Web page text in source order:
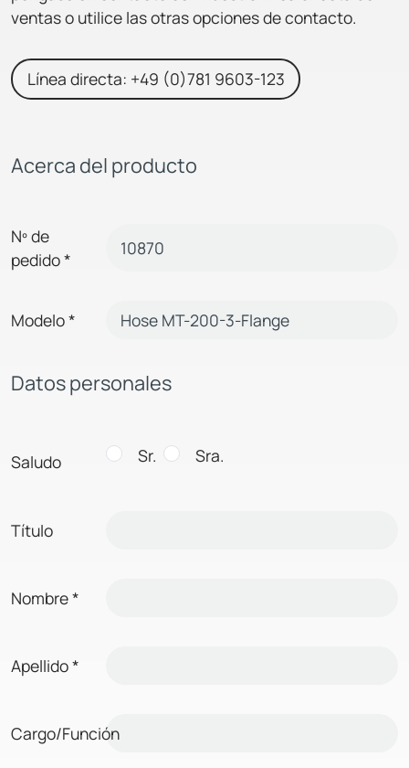
ventas o utilice las otras opciones de contacto.
Línea directa: +49 (0)781 9603-123
Acerca del producto
Nº de
pedido*
Modelo*
Datos personales
Saludo Sr. Sra.
Título
Nombre*
Apellido*
Cargo/Función